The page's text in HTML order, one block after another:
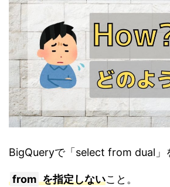
BigQueryで「select from dual」
from を指定しないこと。